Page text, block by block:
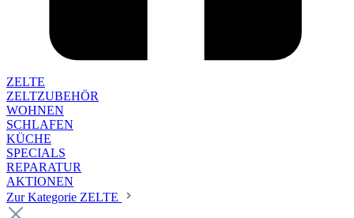
ZELTE
ZELTZUBEHÖR
WOHNEN
SCHLAFEN
KÜCHE
SPECIALS
REPARATUR
AKTIONEN
Zur Kategorie ZELTE